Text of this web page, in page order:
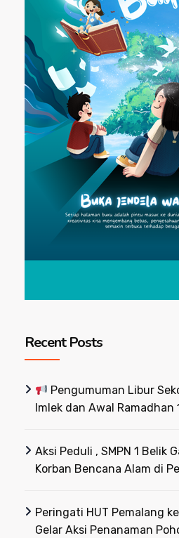
Recent Posts
Pengumuman Libur
Imlek dan Awal Ramadhan
Aksi Peduli , SMPN 1 Belik
Korban Bencana Alam di
Peringati HUT Pemalang
Gelar Aksi Penanaman